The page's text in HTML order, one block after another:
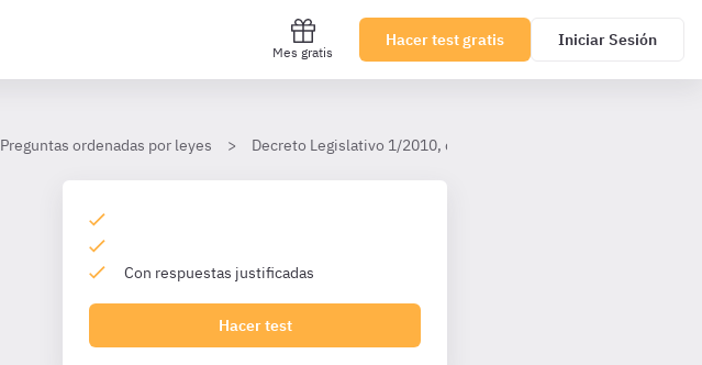
Mes gratis
Hacer test gratis Iniciar Sesión
Preguntas ordenadas por leyes Decreto Legislativo 1/2010, de 2 de marzo, por el que se
Con respuestas justificadas
Hacer test